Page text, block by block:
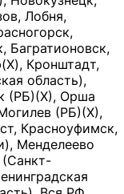
Лобня,
Багратионовск,
Кронштадт,
область),
(РБ)(Х), Орша
(РБ)(Х),
Красноуфимск,
Менделеево
(Санкт-